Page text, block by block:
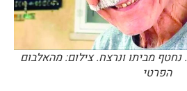
מביתו ונרצח. צילום: מהאלבום
הפרטי